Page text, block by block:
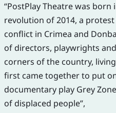
“PostPlay Theatre was
revolution of 2014, a
conflict in Crimea and
of directors, playwrights
corners of the country,
first came together to put
documentary play Grey
of displaced people”,